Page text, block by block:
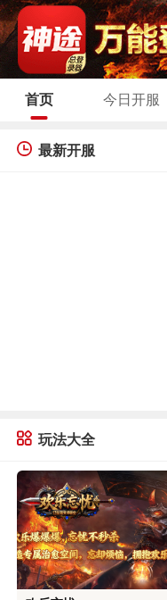
首页 今日开服
最新开服
玩法大全